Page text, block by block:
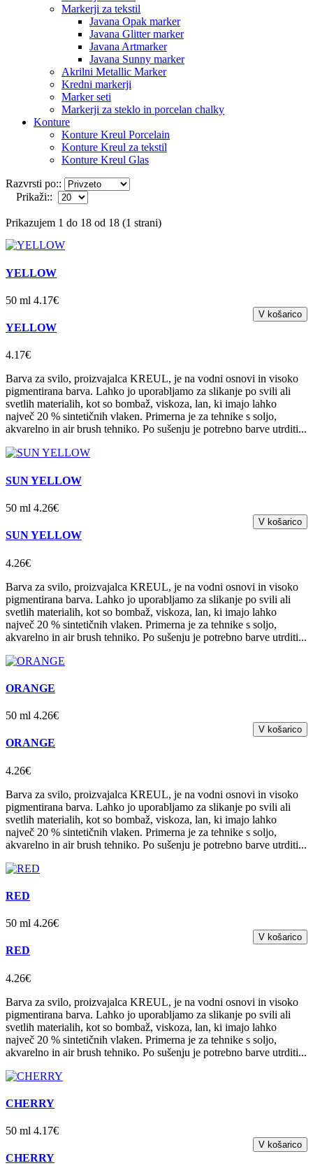
Markerji za tekstil
Javana Opak marker
Javana Glitter marker
Javana Artmarker
Javana Sunny marker
Akrilni Metallic Marker
Kredni markerji
Marker seti
Markerji za steklo in porcelan chalky
Konture
Konture Kreul Porcelain
Konture Kreul za tekstil
Konture Kreul Glas
Razvrsti po::
Prikaži::
Prikazujem 1 do 18 od 18 (1 strani)
YELLOW
50 ml 4.17€
YELLOW
4.17€
Barva za svilo, proizvajalca KREUL, je na vodni osnovi in visoko
pigmentirana barva. Lahko jo uporabljamo za slikanje po svili ali
svetlih materialih, kot so bombaž, viskoza, lan, ki imajo lahko
največ 20 % sintetičnih vlaken. Primerna je za tehnike s soljo,
akvarelno in air brush tehniko. Po sušenju je potrebno barve utrditi...
SUN YELLOW
50 ml 4.26€
SUN YELLOW
4.26€
Barva za svilo, proizvajalca KREUL, je na vodni osnovi in visoko
pigmentirana barva. Lahko jo uporabljamo za slikanje po svili ali
svetlih materialih, kot so bombaž, viskoza, lan, ki imajo lahko
največ 20 % sintetičnih vlaken. Primerna je za tehnike s soljo,
akvarelno in air brush tehniko. Po sušenju je potrebno barve utrditi...
ORANGE
50 ml 4.26€
ORANGE
4.26€
Barva za svilo, proizvajalca KREUL, je na vodni osnovi in visoko
pigmentirana barva. Lahko jo uporabljamo za slikanje po svili ali
svetlih materialih, kot so bombaž, viskoza, lan, ki imajo lahko
največ 20 % sintetičnih vlaken. Primerna je za tehnike s soljo,
akvarelno in air brush tehniko. Po sušenju je potrebno barve utrditi...
RED
50 ml 4.26€
RED
4.26€
Barva za svilo, proizvajalca KREUL, je na vodni osnovi in visoko
pigmentirana barva. Lahko jo uporabljamo za slikanje po svili ali
svetlih materialih, kot so bombaž, viskoza, lan, ki imajo lahko
največ 20 % sintetičnih vlaken. Primerna je za tehnike s soljo,
akvarelno in air brush tehniko. Po sušenju je potrebno barve utrditi...
CHERRY
50 ml 4.17€
CHERRY